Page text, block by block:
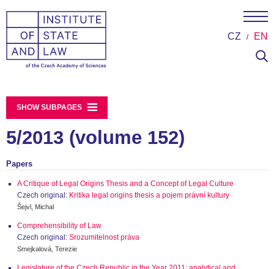
CZ EN
SHOW SUBPAGES
5/2013 (volume 152)
Papers
A Critique of Legal Origins Thesis and a Concept of Legal Culture
Czech original: Kritika legal origins thesis a pojem právní kultury
Šejvl, Michal
Comprehensibility of Law
Czech original: Srozumitelnost práva
Smejkalová, Terezie